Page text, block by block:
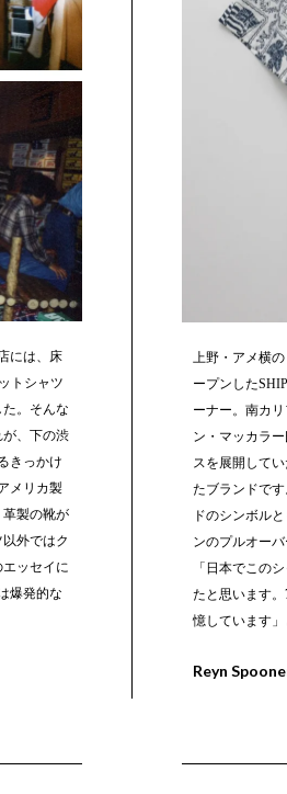
には、床
トシャツ
。そんな
、下の渋
きっかけ
メリカ製
製の靴が
外ではク
ッセイに
爆発的な
上野・アメ横
ープンした
ーナー。南カ
ン・マッカラ
スを展開して
たブランドで
ドのシンボル
ンのプルオー
「日本でこの
たと思います
憶しています」
Reyn